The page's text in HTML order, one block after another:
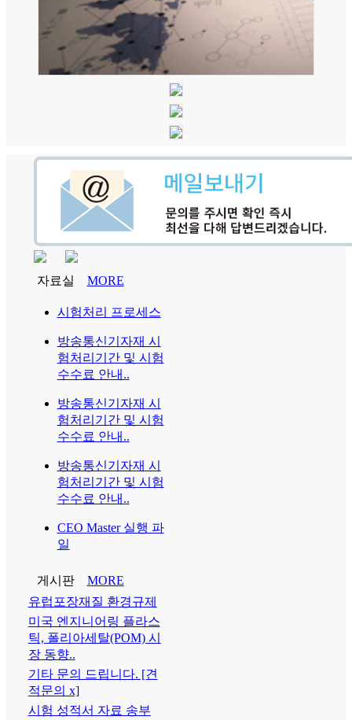
자료실 MORE
시험처리 프로세스
방송통신기자재 시
험처리기간 및 시험
수수료 안내..
방송통신기자재 시
험처리기간 및 시험
수수료 안내..
방송통신기자재 시
험처리기간 및 시험
수수료 안내..
CEO Master 실행 파
일
게시판
MORE
유럽포장재질 환경규제
미국 엔지니어링 플라스
틱, 폴리아세탈(POM) 시
장 동향..
기타 문의 드립니다. [견
적문의 x]
시험 성적서 자료 송부